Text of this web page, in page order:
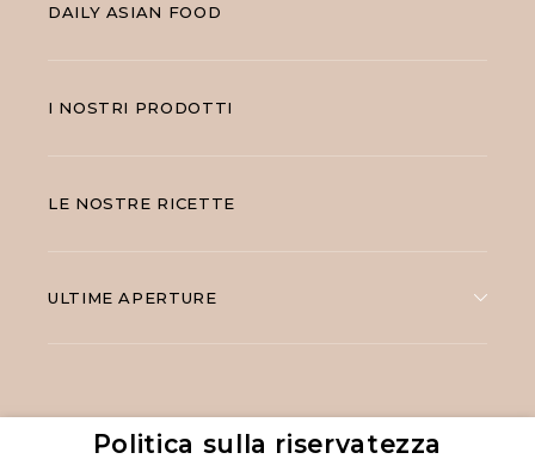
DAILY ASIAN FOOD
I NOSTRI PRODOTTI
LE NOSTRE RICETTE
ULTIME APERTURE
Politica sulla riservatezza